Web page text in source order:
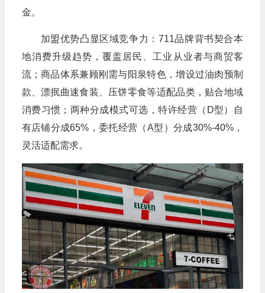
金。
加盟优势凸显区域竞争力：711品牌背书契合本
地消费升级趋势，覆盖居民、工业从业者与商贸客
流；商品体系兼顾刚需与阳泉特色，增设过油肉预制
款、漂抿曲速食装、压饼零食等适配品类，贴合地域
消费习惯；两种分成模式可选，特许经营（D型）自
有店铺分成65%，委托经营（A型）分成30%-40%，
灵活适配需求。